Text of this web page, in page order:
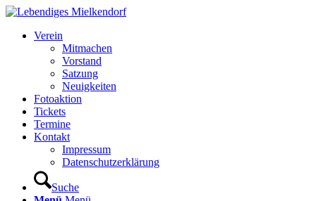
Verein
Mitmachen
Vorstand
Satzung
Neuigkeiten
Fotoaktion
Tickets
Termine
Kontakt
Impressum
Datenschutzerklärung
Suche